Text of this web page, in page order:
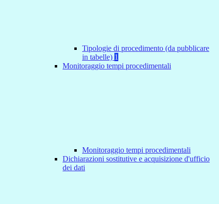
Tipologie di procedimento (da pubblicare
in tabelle) 1
Monitoraggio tempi procedimentali
Monitoraggio tempi procedimentali
Dichiarazioni sostitutive e acquisizione d'ufficio
dei dati